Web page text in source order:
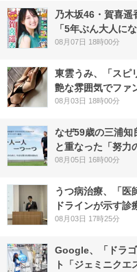
乃木坂46・賀喜遥
「5年ぶん大人に
08月07日 18時00分
東雲うみ、「スピ
艶な雰囲気でファ
08月03日 18時00分
なぜ59歳の三浦
と重なった「努力
08月05日 16時00分
うつ病治療、「
ドラインが示す診
08月03日 17時25分
Google、「ドラ
ト「ジェミニクエ